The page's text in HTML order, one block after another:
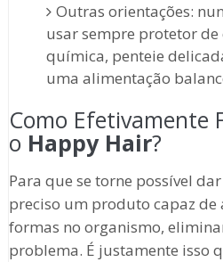
Outras orientações:
usar sempre protetor de
química, penteie
uma alimentação
Como Efetivamente
o Happy Hair?
Para que se torne possível
preciso um produto capaz
formas no organismo,
problema. É justamente isso